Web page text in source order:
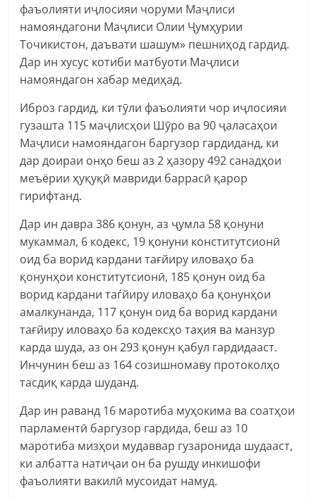
фаъолияти иҷлосияи чоруми Маҷлиси
намояндагони Маҷлиси Олии Ҷумҳурии
Точикистон, даъвати шашум» пешниҳод гардид.
Дар ин хусус котиби матбуоти Маҷлиси
намояндагон хабар медиҳад.
Иброз гардид, ки тӯли фаъолияти чор иҷлосияи
гузашта 115 маҷлисҳои Шӯро ва 90 ҷаласаҳои
Маҷлиси намояндагон баргузор гардиданд, ки
дар доираи онҳо беш аз 2 ҳазору 492 санадҳои
меъёрии ҳуқуқӣ мавриди баррасӣ қарор
гирифтанд.
Дар ин давра 386 қонун, аз ҷумла 58 қонуни
мукаммал, 6 кодекс, 19 қонуни конститутсионӣ
оид ба ворид кардани тағйиру иловаҳо ба
қонунҳои конститутсионӣ, 185 қонун оид ба
ворид кардани таѓйиру иловаҳо ба қонунҳои
амалкунанда, 117 қонун оид ба ворид кардани
тағйиру иловаҳо ба кодексҳо таҳия ва манзур
карда шуда, аз он 293 қонун қабул гардидааст.
Инчунин беш аз 164 созишномаву протоколҳо
тасдиқ карда шуданд.
Дар ин раванд 16 маротиба муҳокима ва соатҳои
парламентӣ баргузор гардида, беш аз 10
маротиба мизҳои мудаввар гузаронида шудааст,
ки албатта натиҷаи он ба рушду инкишофи
фаъолияти вакилӣ мусоидат намуд.